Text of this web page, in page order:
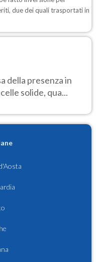
due dei quali trasportati in
della presenza in
solide, qua...